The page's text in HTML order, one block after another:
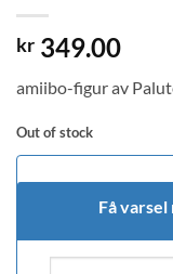
kr 349.00
amiibo-figur av
Out of stock
Få